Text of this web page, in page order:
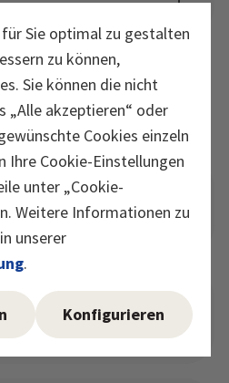
Sie optimal zu gestalten
zu können,
Sie können die nicht
„Alle akzeptieren“ oder
Cookies einzeln
Ihre Cookie-Einstellungen
unter „Cookie-
Weitere Informationen zu
unserer
.
Konfigurieren
D wichtig für
Vitamin-D-